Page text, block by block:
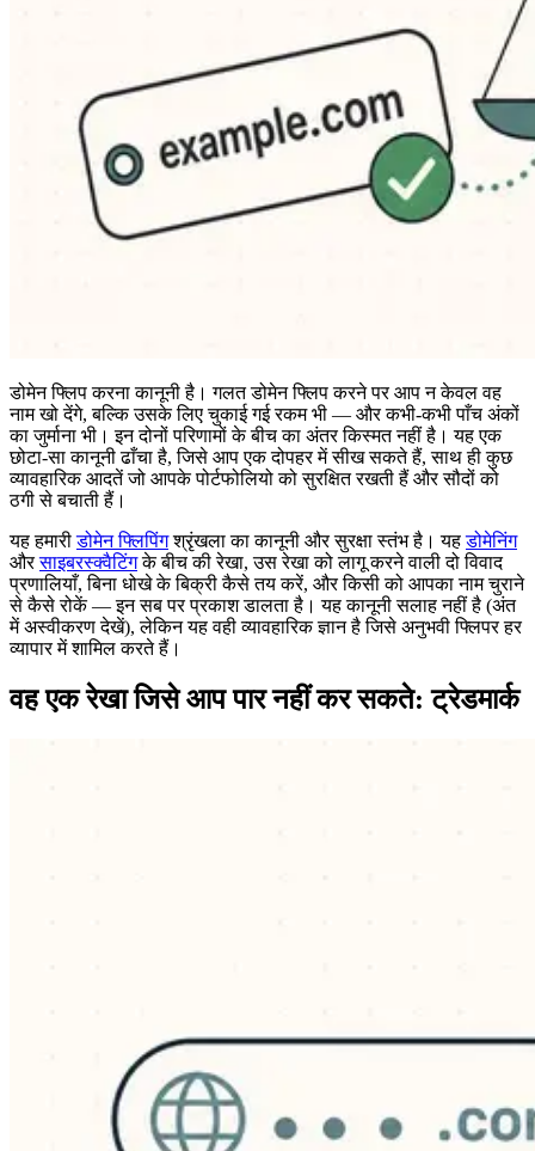
डोमेन फ्लिप करना कानूनी है। गलत डोमेन फ्लिप करने पर आप न केवल वह
नाम खो देंगे, बल्कि उसके लिए चुकाई गई रकम भी — और कभी-कभी पाँच अंकों
का जुर्माना भी। इन दोनों परिणामों के बीच का अंतर किस्मत नहीं है। यह एक
छोटा-सा कानूनी ढाँचा है, जिसे आप एक दोपहर में सीख सकते हैं, साथ ही कुछ
व्यावहारिक आदतें जो आपके पोर्टफोलियो को सुरक्षित रखती हैं और सौदों को
ठगी से बचाती हैं।
यह हमारीडोमेन फ्लिपिंगश्रृंखला का कानूनी और सुरक्षा स्तंभ है। यहडोमेनिंग
औरसाइबरस्क्वैटिंगके बीच की रेखा, उस रेखा को लागू करने वाली दो विवाद
प्रणालियाँ, बिना धोखे के बिक्री कैसे तय करें, और किसी को आपका नाम चुराने
से कैसे रोकें — इन सब पर प्रकाश डालता है। यह कानूनी सलाह नहीं है (अंत
में अस्वीकरण देखें), लेकिन यह वही व्यावहारिक ज्ञान है जिसे अनुभवी फ्लिपर हर
व्यापार में शामिल करते हैं।
वह एक रेखा जिसे आप पार नहीं कर सकते: ट्रेडमार्क